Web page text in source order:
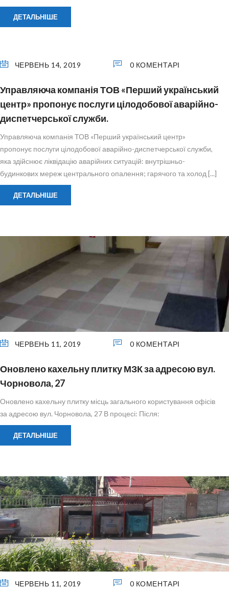
ДЕТАЛЬНІШЕ
ЧЕРВЕНЬ 14, 2019 0 КОМЕНТАРІ
Управляюча компанія ТОВ «Перший український
центр» пропонує послуги цілодобової аварійно-
диспетчерської служби.
Управляюча компанія ТОВ «Перший український центр»
пропонує послуги цілодобової аварійно-диспетчерської служби,
яка здійснює ліквідацію аварійних ситуацій: внутрішньо-
будинкових мереж центрального опалення; гарячого та холод [...]
ДЕТАЛЬНІШЕ
ЧЕРВЕНЬ 11, 2019 0 КОМЕНТАРІ
Оновлено кахельну плитку МЗК за адресою вул.
Чорновола, 27
Оновлено кахельну плитку місць загального користування офісів
за адресою вул. Чорновола, 27 В процесі: Після:
ДЕТАЛЬНІШЕ
ЧЕРВЕНЬ 11, 2019 0 КОМЕНТАРІ